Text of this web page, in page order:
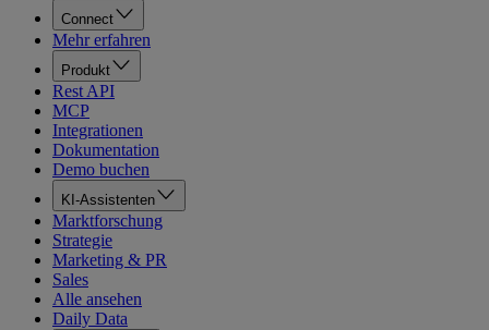
Connect
Mehr erfahren
Produkt
Rest API
MCP
Integrationen
Dokumentation
Demo buchen
KI-Assistenten
Marktforschung
Strategie
Marketing & PR
Sales
Alle ansehen
Daily Data